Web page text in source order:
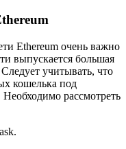
Ethereum очень важно
выпускается большая
учитывать, что
кошелька под
рассмотреть